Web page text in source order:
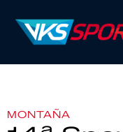
MONTAÑA